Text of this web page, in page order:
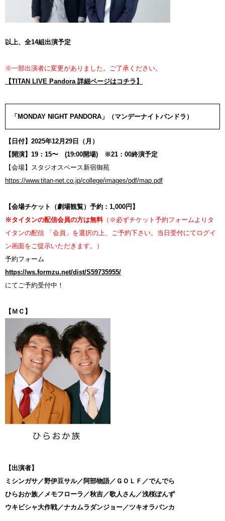
以上、全14組出演予定
※一部出演者に変更がありました。ご了承ください。
【TITAN LIVE Pandora 詳細ページはコチラ】
「MONDAY NIGHT PANDORA」（マンデーナイトパンドラ）
【日付】2025年12月29日（月）
【開演】19：15〜 (19:00開場) ※21：00終演予定
【会場】スタジオスペース新宿御苑
https://www.titan-net.co.jp/college/images/pdf/map.pdf
【会場チケット（劇場観覧）予約：1,000円】
※タイタンの配信会員の方は無料（※必ずチケット予約フォームよりタ
イタンの配信 「会員」を選択の上、ご予約下さい。当日受付にてログイ
ン画面をご提示いただきます。）
予約フォーム
https://ws.formzu.net/dist/S59735955/
にてご予約受付中！
【ＭＣ】
【出演者】
ミシンガサ／野伊豆サル／阿部物語／ＧＯＬＦ／でんでら
ひらおか族／メモフローラ／秋吉／歌人さん／浅桜ぽんず
ウキビシャ大作戦／ナカムラダンジョー／ツキオラバンカ